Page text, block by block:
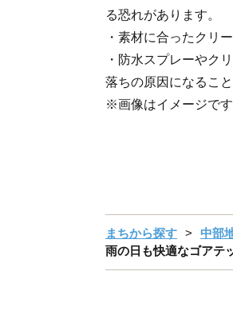
る恐れがあります。
・素材に合ったクリ
・防水スプレーやク
落ちの原因になるこ
※画像はイメージです
まちから探す 中部
雨の日も快適なゴアテ